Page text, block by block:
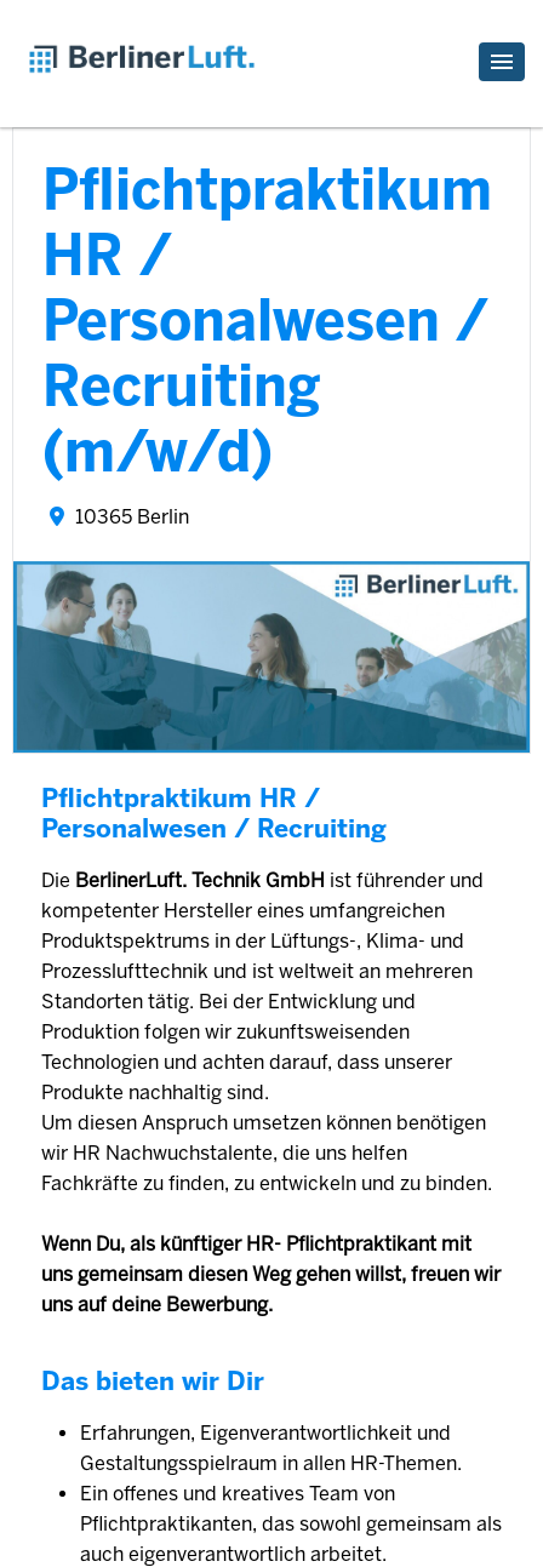
Pflichtpraktikum
HR /
Personalwesen /
Recruiting
(m/w/d)
10365 Berlin
Pflichtpraktikum HR /
Personalwesen / Recruiting
Die BerlinerLuft. Technik GmbH ist führender und
kompetenter Hersteller eines umfangreichen
Produktspektrums in der Lüftungs-, Klima- und
Prozesslufttechnik und ist weltweit an mehreren
Standorten tätig. Bei der Entwicklung und
Produktion folgen wir zukunftsweisenden
Technologien und achten darauf, dass unserer
Produkte nachhaltig sind.
Um diesen Anspruch umsetzen können benötigen
wir HR Nachwuchstalente, die uns helfen
Fachkräfte zu finden, zu entwickeln und zu binden.
Wenn Du, als künftiger HR- Pflichtpraktikant mit
uns gemeinsam diesen Weg gehen willst, freuen wir
uns auf deine Bewerbung.
Das bieten wir Dir
Erfahrungen, Eigenverantwortlichkeit und
Gestaltungsspielraum in allen HR-Themen.
Ein offenes und kreatives Team von
Pflichtpraktikanten, das sowohl gemeinsam als
auch eigenverantwortlich arbeitet.